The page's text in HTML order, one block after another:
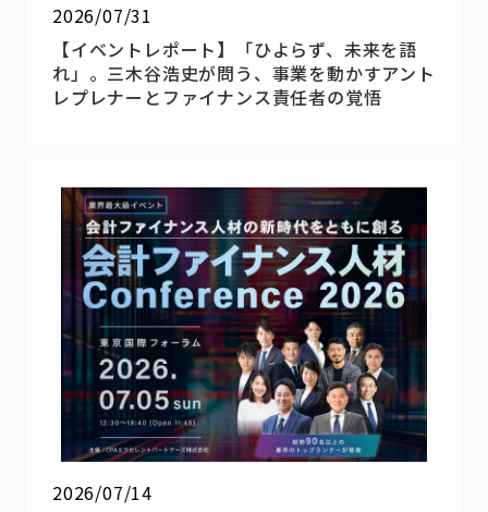
2026/07/31
【イベントレポート】「ひよらず、未来を語
れ」。三木谷浩史が問う、事業を動かすアント
レプレナーとファイナンス責任者の覚悟
2026/07/14